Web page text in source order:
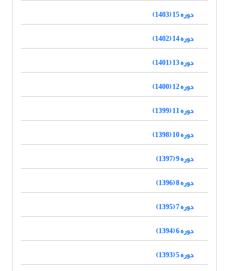
دوره 15 (1403)
دوره 14 (1402)
دوره 13 (1401)
دوره 12 (1400)
دوره 11 (1399)
دوره 10 (1398)
دوره 9 (1397)
دوره 8 (1396)
دوره 7 (1395)
دوره 6 (1394)
دوره 5 (1393)